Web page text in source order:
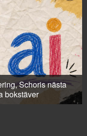
Schoris nästa
bokstäver